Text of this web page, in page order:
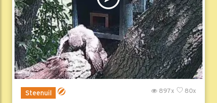
Steenuil 80x
897x